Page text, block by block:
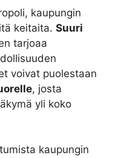
kaupungin
keitaita. Suuri
tarjoaa
voivat puolestaan
, josta
yli koko
kaupungin